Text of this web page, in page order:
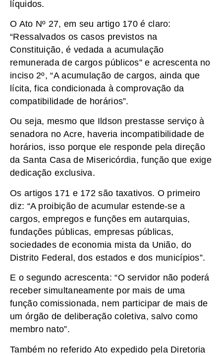
líquidos.
O Ato Nº 27, em seu artigo 170 é claro:
“Ressalvados os casos previstos na
Constituição, é vedada a acumulação
remunerada de cargos públicos” e acrescenta no
inciso 2º, “A acumulação de cargos, ainda que
lícita, fica condicionada à comprovação da
compatibilidade de horários”.
Ou seja, mesmo que Ildson prestasse serviço à
senadora no Acre, haveria incompatibilidade de
horários, isso porque ele responde pela direção
da Santa Casa de Misericórdia, função que exige
dedicação exclusiva.
Os artigos 171 e 172 são taxativos. O primeiro
diz: “A proibição de acumular estende-se a
cargos, empregos e funções em autarquias,
fundações públicas, empresas públicas,
sociedades de economia mista da União, do
Distrito Federal, dos estados e dos municípios”.
E o segundo acrescenta: “O servidor não poderá
receber simultaneamente por mais de uma
função comissionada, nem participar de mais de
um órgão de deliberação coletiva, salvo como
membro nato”.
Também no referido Ato expedido pela Diretoria